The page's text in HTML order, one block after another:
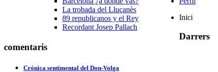
La trobada del Lluçanès
89 republicanos y el Rey
Recordant Josep Pallach
Inici
Darrers
comentaris
Crónica sentimental del Don-Volga